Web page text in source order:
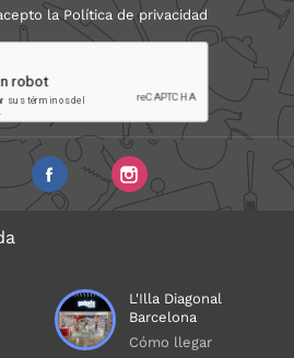
laPolítica de privacidad
L'Illa Diagonal
Barcelona
Cómo llegar